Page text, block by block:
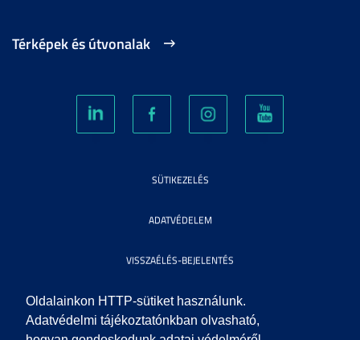
Oldalainkon HTTP-sütiket használunk.
Adatvédelmi tájékoztatónkban olvasható,
Térképek és útvonalak
SÜTIKEZELÉS
ADATVÉDELEM
VISSZAÉLÉS-BEJELENTÉS
KÖZÉRDEKŰ ADATOK